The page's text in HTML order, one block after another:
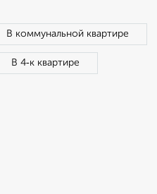
В коммунальной квартире
В 4‑к квартире